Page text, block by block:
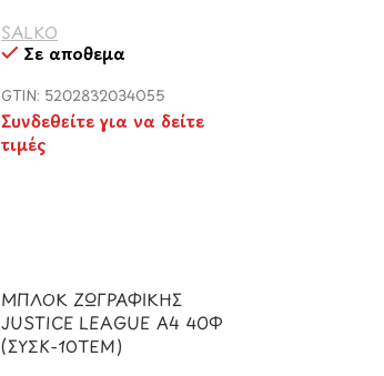
SALKO
Σε απόθεμα
GTIN: 5202832034055
Συνδεθείτε για να δείτε
τιμές
ΜΠΛΟΚ ΖΩΓΡΑΦΙΚΗΣ
JUSTICE LEAGUE A4 40Φ
(ΣΥΣΚ-10ΤΕΜ)